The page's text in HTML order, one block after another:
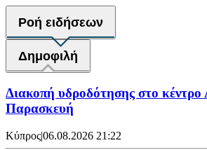
Ροή ειδήσεων
Δημοφιλή
Διακοπή υδροδότησης στο κέντρο
Παρασκευή
Κύπρος|06.08.2026 21:22